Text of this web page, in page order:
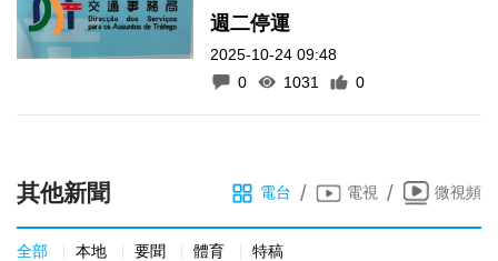
週二停運
2025-10-24 09:48
0
1031 0
其他新聞 電台 / 電視 / 微視頻
全部 本地 要聞 體育 特稿